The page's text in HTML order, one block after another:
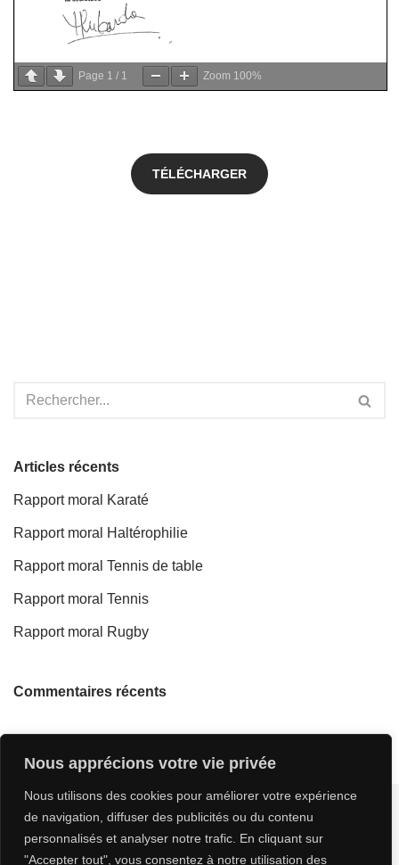
Nous apprécions votre vie privée
Nous utilisons des cookies pour améliorer votre expérience
de navigation, diffuser des publicités ou du contenu
personnalisés et analyser notre trafic. En cliquant sur
"Accepter tout", vous consentez à notre utilisation des
Page 1 / 1 Zoom 100%
TÉLÉCHARGER
Articles récents
Rapport moral Karaté
Rapport moral Haltérophilie
Rapport moral Tennis de table
Rapport moral Tennis
Rapport moral Rugby
Commentaires récents